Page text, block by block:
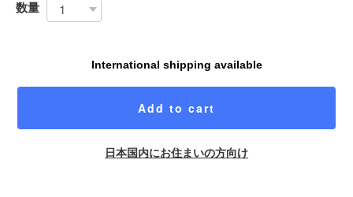
数量
International shipping available
Add to cart
日本国内にお住まいの方向け